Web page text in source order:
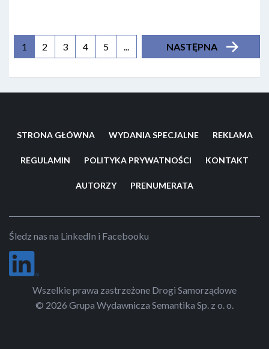
1 (aktualna)
2 3 4 5 ... NASTĘPNA
STRONA GŁÓWNA WYDANIA SPECJALNE REKLAMA
REGULAMIN POLITYKA PRYWATNOŚCI KONTAKT
AUTORZY PRENUMERATA
Śledz nas na LinkedIn i Facebooku
Wszelkie prawa zastrzeżone Drogi Samorządowe
© 2026 Grupa Wydawnicza Semantika Sp. z o. o.